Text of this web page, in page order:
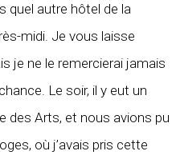
quel autre hôtel de la
midi. Je vous laisse
je ne le remercierai jamais
Le soir, il y eut un
des Arts, et nous avions pu
où j’avais pris cette